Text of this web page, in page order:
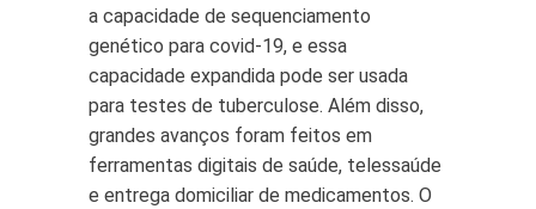
a capacidade de sequenciamento
genético para covid-19, e essa
capacidade expandida pode ser usada
para testes de tuberculose. Além disso,
grandes avanços foram feitos em
ferramentas digitais de saúde, telessaúde
e entrega domiciliar de medicamentos. O